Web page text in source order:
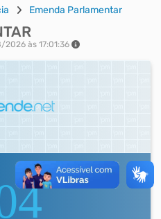
Emenda Parlamentar
às 17:01:36